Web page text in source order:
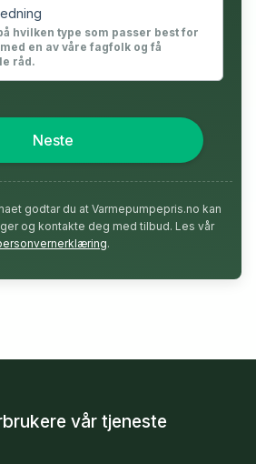
hvilken type som passer best for
en av våre fagfolk og få
råd.
Neste
godtar du at Varmepumpepris.no kan
og kontakte deg med tilbud. Les vår
.
vår tjeneste